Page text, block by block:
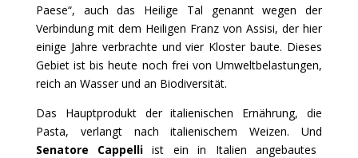
Paese“, auch das Heilige Tal genannt wegen der
Verbindung mit dem Heiligen Franz von Assisi, der hier
einige Jahre verbrachte und vier Kloster baute. Dieses
Gebiet ist bis heute noch frei von Umweltbelastungen,
reich an Wasser und an Biodiversität.
Das Hauptprodukt der italienischen Ernährung, die
Pasta, verlangt nach italienischem Weizen. Und
Senatore Cappelli ist ein in Italien angebautes